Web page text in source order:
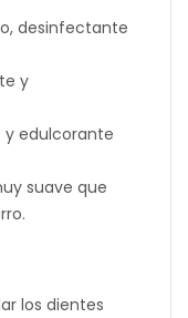
desinfectante
y
y edulcorante
suave que
los dientes